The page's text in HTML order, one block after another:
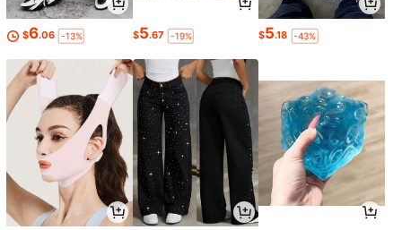
$6.06 -13% $5.67 -19% $5.18 -43%